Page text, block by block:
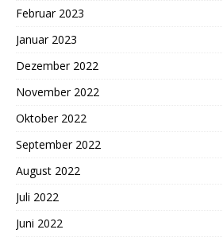
Februar 2023
Januar 2023
Dezember 2022
November 2022
Oktober 2022
September 2022
August 2022
Juli 2022
Juni 2022